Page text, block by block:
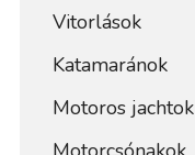
Vitorlások
Katamaránok
Motoros jachtok